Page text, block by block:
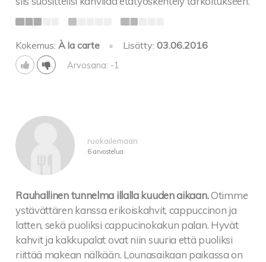
Kokemus:À la carte • Lisätty: 03.06.2016
Arvosana: -1
ruokailemaan
6 arvostelua
Rauhallinen tunnelma illalla kuuden aikaan.Otimme
ystävättären kanssa erikoiskahvit, cappuccinon ja
latten, sekä puoliksi cappucinokakun palan. Hyvät
kahvit ja kakkupalat ovat niin suuria että puoliksi
riittää makean nälkään. Lounasaikaan paikassa on